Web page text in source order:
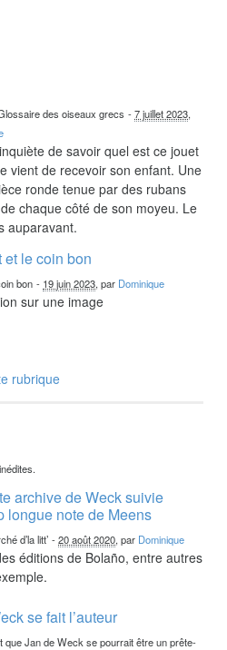
des oiseaux grecs -7 juillet 2023,
de savoir quel est ce jouet
vient de recevoir son enfant. Une
ronde tenue par des rubans
chaque côté de son moyeu. Le
auparavant.
et le coin bon
bon - 19 juin 2023, par Dominique
sur une image
rubrique
archive de Weck suivie
longue note de Meens
d’la litt’ -20 août 2020, par Dominique
éditions de Bolaño, entre autres
se fait l’auteur
que Jan de Weck se pourrait être un prête-